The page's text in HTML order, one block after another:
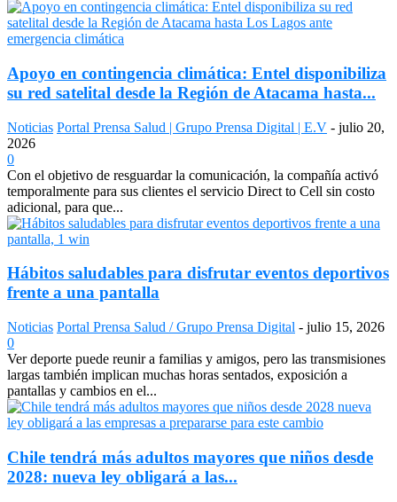
Apoyo en contingencia climática: Entel disponibiliza
su red satelital desde la Región de Atacama hasta...
Noticias Portal Prensa Salud | Grupo Prensa Digital | E.V - julio 20,
2026
0
Con el objetivo de resguardar la comunicación, la compañía activó
temporalmente para sus clientes el servicio Direct to Cell sin costo
adicional, para que...
Hábitos saludables para disfrutar eventos deportivos
frente a una pantalla
Noticias Portal Prensa Salud / Grupo Prensa Digital - julio 15, 2026
0
Ver deporte puede reunir a familias y amigos, pero las transmisiones
largas también implican muchas horas sentados, exposición a
pantallas y cambios en el...
Chile tendrá más adultos mayores que niños desde
2028: nueva ley obligará a las...